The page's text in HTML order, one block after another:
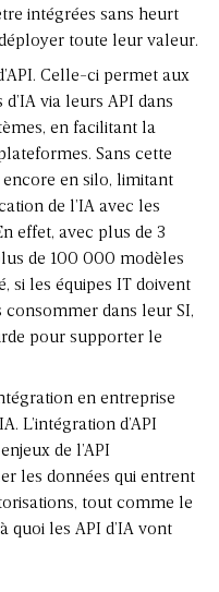
intégrées sans heurt
toute leur valeur.
Celle-ci permet aux
via leurs API dans
en facilitant la
Sans cette
en silo, limitant
de l’IA avec les
effet, avec plus de 3
de 100 000 modèles
si les équipes IT doivent
dans leur SI,
pour supporter le
en entreprise
L’intégration d’API
de l’API
les données qui entrent
tout comme le
quoi les API d’IA vont